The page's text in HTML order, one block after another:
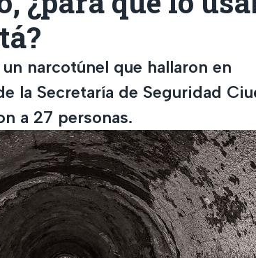
narcotúnel que hallaron en
la Secretaría de Seguridad
a 27 personas.